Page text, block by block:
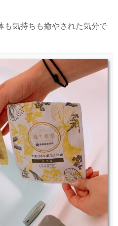
も気持ちも癒やされた気分で